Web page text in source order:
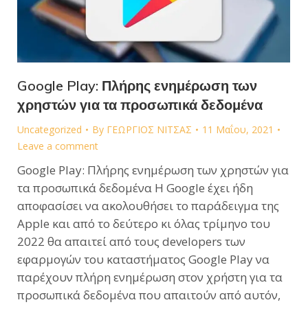
Google Play: Πλήρης ενημέρωση των
χρηστών για τα προσωπικά δεδομένα
Uncategorized By ΓΕΩΡΓΙΟΣ ΝΙΤΣΑΣ
11 Μαΐου, 2021
Leave a comment
Google Play: Πλήρης ενημέρωση των χρηστών για
τα προσωπικά δεδομένα Η Google έχει ήδη
αποφασίσει να ακολουθήσει το παράδειγμα της
Apple και από το δεύτερο κι όλας τρίμηνο του
2022 θα απαιτεί από τους developers των
εφαρμογών του καταστήματος Google Play να
παρέχουν πλήρη ενημέρωση στον χρήστη για τα
προσωπικά δεδομένα που απαιτούν από αυτόν,